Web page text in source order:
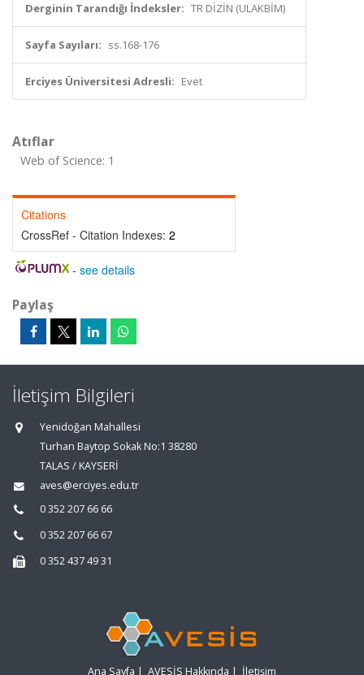
Derginin Tarandığı İndeksler: TR DİZİN (ULAKBİM)
Sayfa Sayıları: ss.168-176
Erciyes Üniversitesi Adresli: Evet
Atıflar
Web of Science: 1
Citations
CrossRef - Citation Indexes: 2
- see details
Paylaş
İletişim Bilgileri
Yenidoğan Mahallesi
Turhan Baytop Sokak No:1 38280
TALAS / KAYSERİ
aves@erciyes.edu.tr
0 352 207 66 66
0 352 207 66 67
0 352 437 49 31
Ana Sayfa | AVESİS Hakkında | İletişim